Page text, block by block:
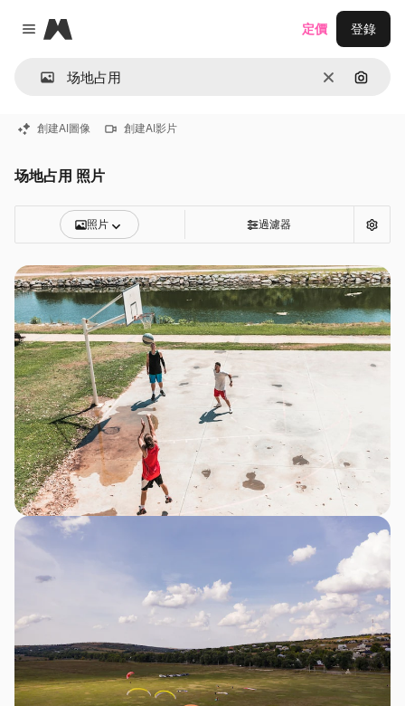
Close menu
Magnific
清除 通過圖
定價 登錄
創建AI圖像 創建AI影片
场地占用 照片
照片 過濾器